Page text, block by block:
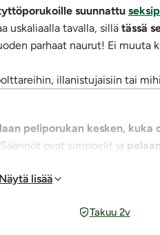
suunnattu
uskaliaalla tavalla, sillä tässä
parhaat naurut! Ei muuta
illanistujaisiin tai
peliporukan kesken, kuka
ovat simppelit ja
suosittelevat pelin kestävän
Näytä lisää
Takuu 2v